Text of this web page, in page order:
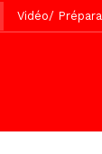
Vidéo/ Revue